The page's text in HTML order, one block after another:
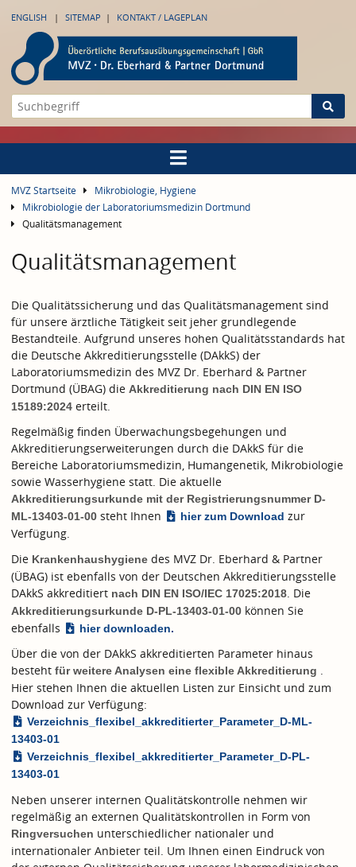
ENGLISH SITEMAP KONTAKT / LAGEPLAN
MVZ Startseite
Mikrobiologie, Hygiene
Mikrobiologie der Laboratoriumsmedizin Dortmund
Qualitätsmanagement
Qualitätsmanagement
Die Qualitätssicherung und das Qualitätsmanagement sind
für unsere ärztliche Tätigkeit seit jeher grundlegende
Bestandteile. Aufgrund unseres hohen Qualitätsstandards hat
die Deutsche Akkreditierungsstelle (DAkkS) der
Laboratoriumsmedizin des MVZ Dr. Eberhard & Partner
Dortmund (ÜBAG) die Akkreditierung nach DIN EN ISO
15189:2024 erteilt.
Regelmäßig finden Überwachungsbegehungen und
Akkreditierungserweiterungen durch die DAkkS für die
Bereiche Laboratoriumsmedizin, Humangenetik, Mikrobiologie
sowie Wasserhygiene statt. Die aktuelle
Akkreditierungsurkunde mit der Registrierungsnummer D-
ML-13403-01-00 steht Ihnen hier zum Download zur
Verfügung.
Die Krankenhaushygiene des MVZ Dr. Eberhard & Partner
(ÜBAG) ist ebenfalls von der Deutschen Akkreditierungsstelle
DAkkS akkreditiert nach DIN EN ISO/IEC 17025:2018 . Die
Akkreditierungsurkunde D-PL-13403-01-00 können Sie
ebenfalls
hier downloaden.
Über die von der DAkkS akkreditierten Parameter hinaus
besteht für weitere Analysen eine flexible Akkreditierung .
Hier stehen Ihnen die aktuellen Listen zur Einsicht und zum
Download zur Verfügung:
Verzeichnis_flexibel_akkreditierter_Parameter_D-ML-
13403-01
Verzeichnis_flexibel_akkreditierter_Parameter_D-PL-
13403-01
Neben unserer internen Qualitätskontrolle nehmen wir
regelmäßig an externen Qualitätskontrollen in Form von
Ringversuchen unterschiedlicher nationaler und
internationaler Anbieter teil. Um Ihnen einen Eindruck von